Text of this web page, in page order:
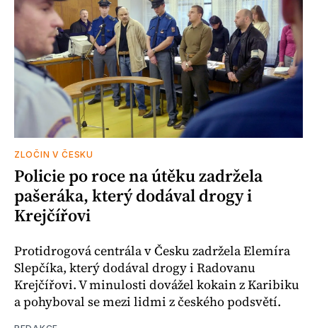
ZLOČIN V ČESKU
Policie po roce na útěku zadržela
pašeráka, který dodával drogy i
Krejčířovi
Protidrogová centrála v Česku zadržela Elemíra
Slepčíka, který dodával drogy i Radovanu
Krejčířovi. V minulosti dovážel kokain z Karibiku
a pohyboval se mezi lidmi z českého podsvětí.